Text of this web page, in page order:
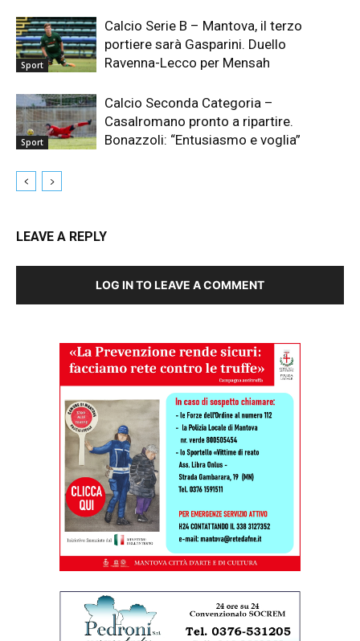
Sport
Calcio Serie B – Mantova, il terzo
portiere sarà Gasparini. Duello
Ravenna-Lecco per Mensah
Sport
Calcio Seconda Categoria –
Casalromano pronto a ripartire.
Bonazzoli: “Entusiasmo e voglia”
LEAVE A REPLY
LOG IN TO LEAVE A COMMENT